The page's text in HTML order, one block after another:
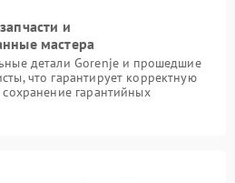
и
мастера
детали Gorenje и прошедшие
что гарантирует корректную
гарантийных